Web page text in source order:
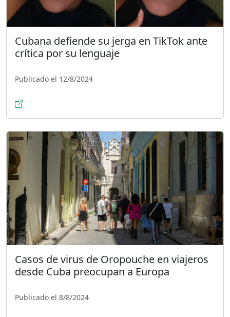
Cubana defiende su jerga en TikTok ante
crítica por su lenguaje
Publicado el 12/8/2024
Casos de virus de Oropouche en viajeros
desde Cuba preocupan a Europa
Publicado el 8/8/2024